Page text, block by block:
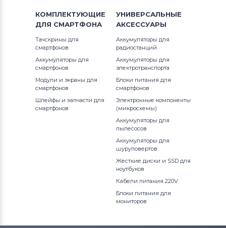
КОМПЛЕКТУЮЩИЕ
ДЛЯ СМАРТФОНА
Тачскрины для
смартфонов
Аккумуляторы для
смартфонов
Модули и экраны для
смартфонов
Шлейфы и запчасти для
смартфонов
УНИВЕРСАЛЬНЫЕ
АКСЕССУАРЫ
Аккумуляторы для
радиостанций
Аккумуляторы для
электротранспорта
Блоки питания для
смартфонов
Электронные компоненты
(микросхемы)
Аккумуляторы для
пылесосов
Аккумуляторы для
шуруповертов
Жесткие диски и SSD для
ноутбуков
Кабели питания 220V
Блоки питания для
мониторов